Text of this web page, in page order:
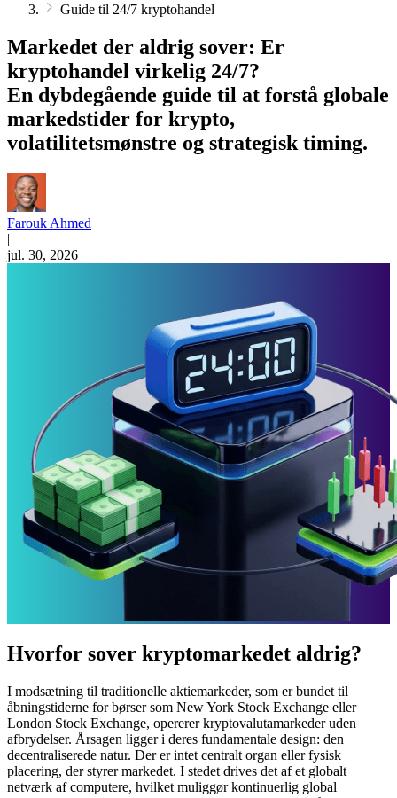
Guide til 24/7 kryptohandel
Markedet der aldrig sover: Er
kryptohandel virkelig 24/7?
En dybdegående guide til at forstå globale
markedstider for krypto,
volatilitetsmønstre og strategisk timing.
Farouk Ahmed
|
jul. 30, 2026
Hvorfor sover kryptomarkedet aldrig?
I modsætning til traditionelle aktiemarkeder, som er bundet til
åbningstiderne for børser som New York Stock Exchange eller
London Stock Exchange, opererer kryptovalutamarkeder uden
afbrydelser. Årsagen ligger i deres fundamentale design: den
decentraliserede natur. Der er intet centralt organ eller fysisk
placering, der styrer markedet. I stedet drives det af et globalt
netværk af computere, hvilket muliggør kontinuerlig global